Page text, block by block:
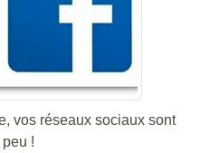
vos réseaux sociaux sont
!